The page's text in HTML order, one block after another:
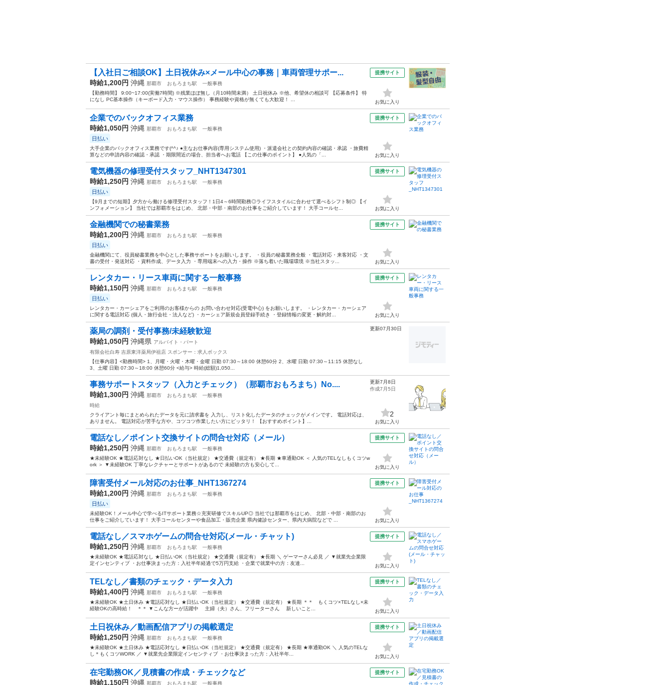
【入社日ご相談OK】土日祝休み×メール中心の事務｜車両管理サポー...
時給1,200円 沖縄 那覇市 おもろまち駅
一般事務
【勤務時間】 9:00~17:00(実働7時間) ※残業ほぼ無し（月10時間未満） 土日祝休み ※他、希望休の相談可 【応募条件】 特
になし PC基本操作（キーボード入力・マウス操作） 事務経験や資格が無くても大歓迎！ ...
提携サイト
お気に入り
企業でのバックオフィス業務
時給1,050円 沖縄 那覇市 おもろまち駅 一般事務
日払い
大手企業のバックオフィス業務です(^^♪ ●主なお仕事内容(専用システム使用) ・派遣会社との契約内容の確認・承認 ・旅費精
算などの申請内容の確認・承認 ・期限間近の場合、担当者へお電話 【この仕事のポイント】 ●人気の「...
提携サイト
お気に入り
電気機器の修理受付スタッフ_NHT1347301
時給1,250円 沖縄 那覇市 おもろまち駅 一般事務
日払い
【9月までの短期】夕方から働ける修理受付スタッフ！1日4～6時間勤務◎ライフスタイルに合わせて選べるシフト制◎ 【イ
ンフォメーション】 当社では那覇市をはじめ、 北部・中部・南部のお仕事をご紹介しています！ 大手コールセ...
提携サイト
お気に入り
金融機関での秘書業務
時給1,200円 沖縄 那覇市 おもろまち駅 一般事務
日払い
金融機関にて、役員秘書業務を中心とした事務サポートをお願いします。 ・役員の秘書業務全般 ・電話対応・来客対応 ・文
書の受付・発送対応 ・資料作成、データ入力 ・専用端末への入力・操作 ※落ち着いた職場環境 ※当社スタッ...
提携サイト
お気に入り
レンタカー・リース車両に関する一般事務
時給1,150円 沖縄 那覇市 おもろまち駅 一般事務
日払い
レンタカー・カーシェアをご利用のお客様からの お問い合わせ対応(受電中心) をお願いします。 ・レンタカー・カーシェア
に関する電話対応 (個人・旅行会社・法人など) ・カーシェア新規会員登録手続き ・登録情報の変更・解約対...
提携サイト
お気に入り
薬局の調剤・受付事務/未経験歓迎
時給1,050円 沖縄県 アルバイト・パート
有限会社白寿 吉原東洋薬局伊祖店 スポンサー：求人ボックス
【仕事内容】<勤務時間> 1、月曜・火曜・木曜・金曜 日勤 07:30～18:00 休憩60分 2、水曜 日勤 07:30～11:15 休憩なし
3、土曜 日勤 07:30～18:00 休憩60分 <給与> 時給(総額)1,050...
更新07月30日
事務サポートスタッフ（入力とチェック）（那覇市おもろまち）No....
時給1,300円 沖縄 那覇市 おもろまち駅
一般事務
時給
クライアント毎にまとめられたデータを元に請求書を 入力し、リスト化したデータのチェックがメインです。 電話対応は、
ありません。 電話対応が苦手な方や、コツコツ作業したい方にピッタリ！ 【おすすめポイント】...
更新7月8日
作成7月5日
2
お気に入り
電話なし／ポイント交換サイトの問合せ対応（メール）
時給1,250円 沖縄 那覇市 おもろまち駅
一般事務
★未経験OK ★電話応対なし ★日払いOK（当社規定） ★交通費（規定有） ★長期 ★車通勤OK ＜ 人気のTELなしもくコツw
ork ＞ ▼未経験OK 丁寧なレクチャーとサポートがあるので 未経験の方も安心して...
提携サイト
お気に入り
障害受付メール対応のお仕事_NHT1367274
時給1,200円 沖縄 那覇市 おもろまち駅 一般事務
日払い
未経験OK！メール中心で学べるITサポート業務☆充実研修でスキルUP◎ 当社では那覇市をはじめ、 北部・中部・南部のお
仕事をご紹介しています！ 大手コールセンターや食品加工・販売企業 県内健診センター、県内大病院などで ...
提携サイト
お気に入り
電話なし／スマホゲームの問合せ対応(メール・チャット)
時給1,250円 沖縄 那覇市 おもろまち駅
一般事務
★未経験OK ★電話応対なし ★日払いOK（当社規定） ★交通費（規定有） ★長期 ＼ ゲーマーさん必見 ／ ▼就業先企業限
定インセンティブ ・お仕事決まった方：入社半年経過で5万円支給 ・企業で就業中の方：友達...
提携サイト
お気に入り
TELなし／書類のチェック・データ入力
時給1,400円 沖縄 那覇市 おもろまち駅
一般事務
★未経験OK ★土日休み ★電話応対なし ★日払いOK（当社規定） ★交通費（規定有） ★長期 ＊＊ もくコツ×TELなし×未
経験OKの高時給！ ＊＊ ▼こんな方ーが活躍中 主婦（夫）さん、フリーターさん 新しいこと...
提携サイト
お気に入り
土日祝休み／動画配信アプリの掲載選定
時給1,250円 沖縄 那覇市 おもろまち駅
一般事務
★未経験OK ★土日休み ★電話応対なし ★日払いOK（当社規定） ★交通費（規定有） ★長期 ★車通勤OK ＼ 人気のTELな
し＊もくコツWORK ／ ▼就業先企業限定インセンティブ ・お仕事決まった方：入社半年...
提携サイト
お気に入り
在宅勤務OK／見積書の作成・チェックなど
時給1,150円 沖縄 那覇市 おもろまち駅 一般事務
提携サイト